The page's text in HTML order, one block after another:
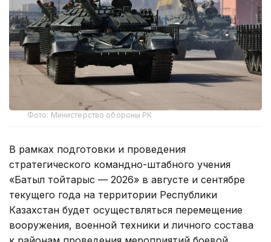
Фото: Министерство обороны РК
В рамках подготовки и проведения
стратегического командно-штабного учения
«Батыл тойтарыс — 2026» в августе и сентябре
текущего года на территории Республики
Казахстан будет осуществляться перемещение
вооружения, военной техники и личного состава